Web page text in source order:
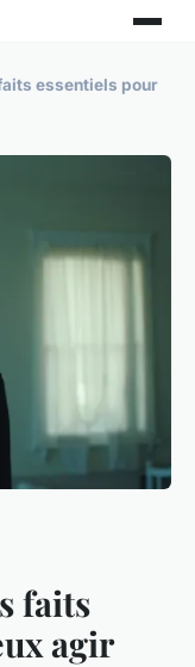
essentiels pour
faits
agir